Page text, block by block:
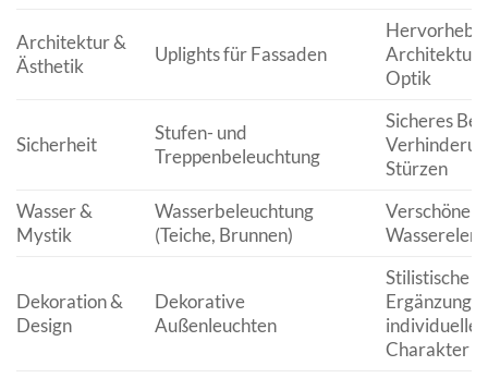
Architektur &
Ästhetik
Uplights für Fassaden
Architektur,
Optik
Sicherheit
Stufen- und
Treppenbeleuchtung
Sicheres
Stürzen
Wasser &
Mystik
Wasserbeleuchtung
(Teiche, Brunnen)
Dekoration &
Design
Dekorative
Außenleuchten
Stilistische
Ergänzung,
individueller
Charakter